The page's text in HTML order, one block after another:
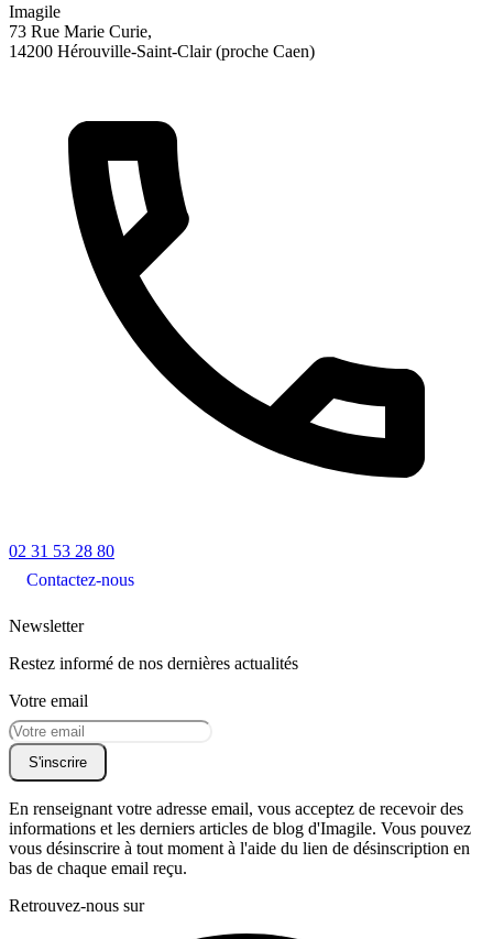
Imagile
73 Rue Marie Curie,
14200 Hérouville-Saint-Clair (proche Caen)
02 31 53 28 80
Contactez-nous
Newsletter
Restez informé de nos dernières actualités
Votre email
S'inscrire
En renseignant votre adresse email, vous acceptez de recevoir des
informations et les derniers articles de blog d'Imagile. Vous pouvez
vous désinscrire à tout moment à l'aide du lien de désinscription en
bas de chaque email reçu.
Retrouvez-nous sur